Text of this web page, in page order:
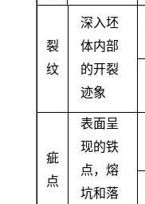
裂
纹
深入坯
体内部
的开裂
迹象
疵
点
表面呈
现的铁
点，熔
坑和落